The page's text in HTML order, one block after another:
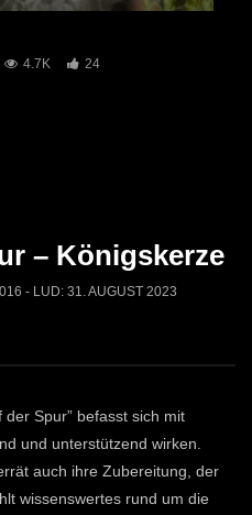
4.7K 24
1.8K 20
– Himbeer-Erdbeer-
– Königskerze
- LUD: 31. AUGUST 2023
Spur” befasst sich mit
und unterstützend wirken.
auch ihre Zubereitung, der
wissenswertes rund um die